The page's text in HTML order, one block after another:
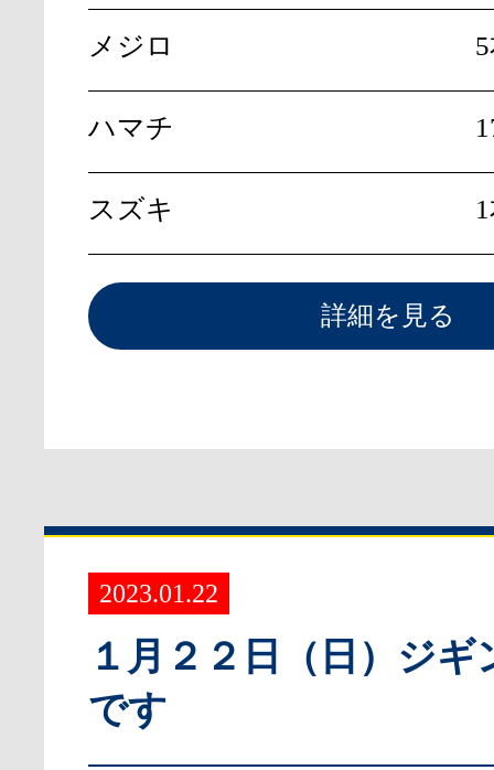
メジロ
ハマチ
スズキ
詳細を見る
2023.01.22
１月２２日（日）ジギ
です